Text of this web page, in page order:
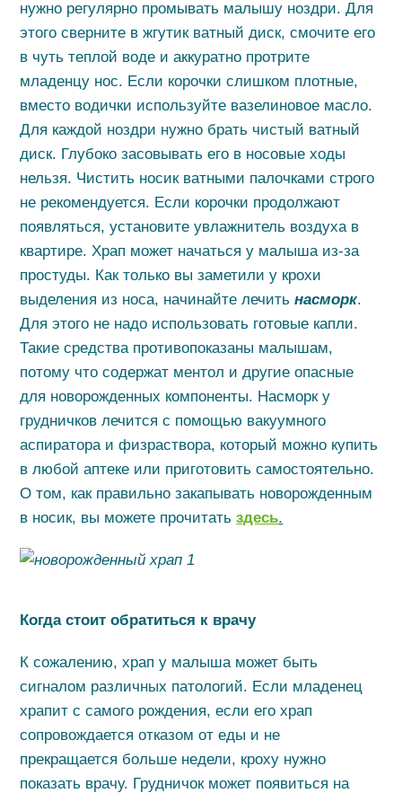
нужно регулярно промывать малышу ноздри. Для
этого сверните в жгутик ватный диск, смочите его
в чуть теплой воде и аккуратно протрите
младенцу нос. Если корочки слишком плотные,
вместо водички используйте вазелиновое масло.
Для каждой ноздри нужно брать чистый ватный
диск. Глубоко засовывать его в носовые ходы
нельзя. Чистить носик ватными палочками строго
не рекомендуется. Если корочки продолжают
появляться, установите увлажнитель воздуха в
квартире. Храп может начаться у малыша из-за
простуды. Как только вы заметили у крохи
выделения из носа, начинайте лечитьнасморк.
Для этого не надо использовать готовые капли.
Такие средства противопоказаны малышам,
потому что содержат ментол и другие опасные
для новорожденных компоненты. Насморк у
грудничков лечится с помощью вакуумного
аспиратора и физраствора, который можно купить
в любой аптеке или приготовить самостоятельно.
О том, как правильно закапывать новорожденным
в носик, вы можете прочитатьздесь.
Когда стоит обратиться к врачу
К сожалению, храп у малыша может быть
сигналом различных патологий. Если младенец
храпит с самого рождения, если его храп
сопровождается отказом от еды и не
прекращается больше недели, кроху нужно
показать врачу. Грудничок может появиться на